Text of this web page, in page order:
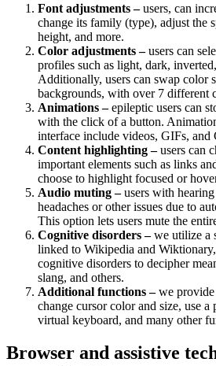
Font adjustments –users, can
change its family (type), adjust the
height, and more.
Color adjustments –users can
profiles such as light, dark,
Additionally, users can swap color
backgrounds, with over 7 different
Animations –epileptic users can
with the click of a button.
interface include videos, GIFs, and
Content highlighting –users can
important elements such as links
choose to highlight focused or
Audio muting –users with
headaches or other issues due to
This option lets users mute the
Cognitive disorders –we utilize a
linked to Wikipedia and
cognitive disorders to decipher
slang, and others.
Additional functions –we provide
change cursor color and size, use a
virtual keyboard, and many other
Browser and assistive